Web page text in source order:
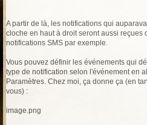
A partir de là, les notifications qui
cloche en haut à droit seront aussi reçues
notifications SMS par exemple.
Vous pouvez définir les événements qui
type de notification selon l'événement en
Paramètres. Chez moi, ça donne ça (en
vous) :
image.png